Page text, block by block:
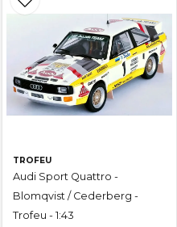
TROFEU
Audi Sport Quattro -
Blomqvist / Cederberg -
Trofeu - 1:43